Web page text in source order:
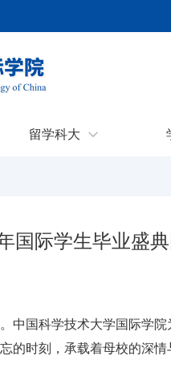
留学科大
际学生毕业盛
中国科学技术大学国际学
的时刻，承载着母校的深